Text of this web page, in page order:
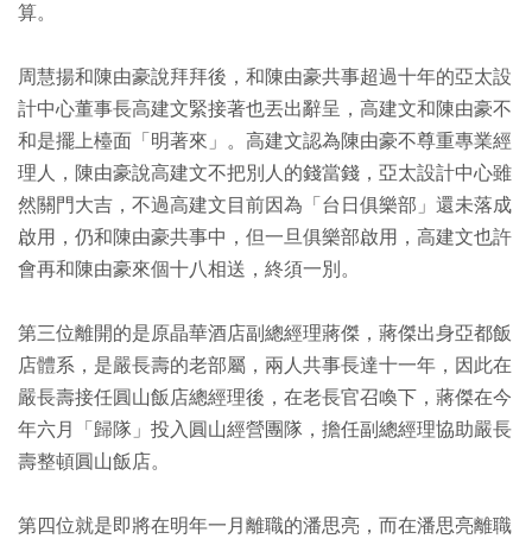
算。
周慧揚和陳由豪說拜拜後，和陳由豪共事超過十年的亞太設
計中心董事長高建文緊接著也丟出辭呈，高建文和陳由豪不
和是擺上檯面「明著來」。高建文認為陳由豪不尊重專業經
理人，陳由豪說高建文不把別人的錢當錢，亞太設計中心雖
然關門大吉，不過高建文目前因為「台日俱樂部」還未落成
啟用，仍和陳由豪共事中，但一旦俱樂部啟用，高建文也許
會再和陳由豪來個十八相送，終須一別。
第三位離開的是原晶華酒店副總經理蔣傑，蔣傑出身亞都飯
店體系，是嚴長壽的老部屬，兩人共事長達十一年，因此在
嚴長壽接任圓山飯店總經理後，在老長官召喚下，蔣傑在今
年六月「歸隊」投入圓山經營團隊，擔任副總經理協助嚴長
壽整頓圓山飯店。
第四位就是即將在明年一月離職的潘思亮，而在潘思亮離職